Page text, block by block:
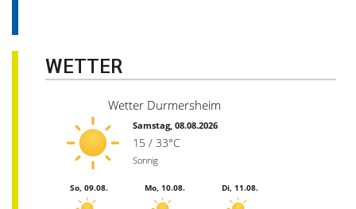
WETTER
Wetter Durmersheim
Samstag, 08.08.2026
15 / 33°C
Sonnig
So, 09.08. Mo, 10.08. Di, 11.08.